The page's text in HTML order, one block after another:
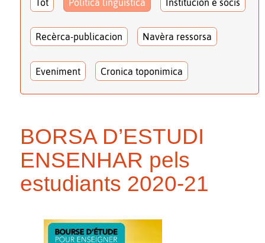
Tot Politica lingüistica Institucion e sòcis
Recèrca-publicacion Navèra ressorsa
Eveniment Cronica toponimica
BORSA D’ESTUDI
ENSENHAR pels
estudiants 2020-21